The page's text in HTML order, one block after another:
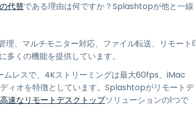
代替である理由は何ですか？Splashtopが他と一線
理、マルチモニター対応、ファイル転送、リモート
くの機能を提供しています。
レスで、4Kストリーミングは最大60fps、iMac
ィオを特徴としています。Splashtopがリモートデ
高速なリモートデスクトップソリューションの1つで